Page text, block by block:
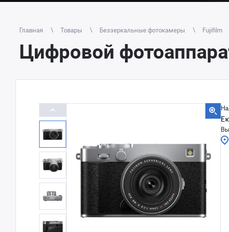
Главная Товары Беззеркальные фотокамеры Fujifilm
Цифровой